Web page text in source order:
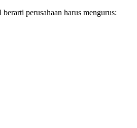
perusahaan harus mengurus: